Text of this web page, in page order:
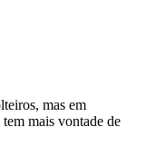
mas em
tem mais vontade de